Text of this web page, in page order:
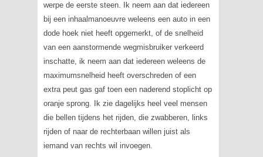
werpe de eerste steen. Ik neem aan dat iedereen
bij een inhaalmanoeuvre weleens een auto in een
dode hoek niet heeft opgemerkt, of de snelheid
van een aanstormende wegmisbruiker verkeerd
inschatte, ik neem aan dat iedereen weleens de
maximumsnelheid heeft overschreden of een
extra peut gas gaf toen een naderend stoplicht op
oranje sprong. Ik zie dagelijks heel veel mensen
die bellen tijdens het rijden, die zwabberen, links
rijden of naar de rechterbaan willen juist als
iemand van rechts wil invoegen.